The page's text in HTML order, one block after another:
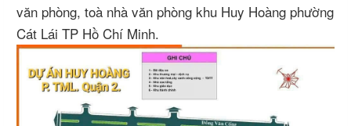
văn phòng, toà nhà văn phòng khu Huy Hoàng phường
Cát Lái TP Hồ Chí Minh.